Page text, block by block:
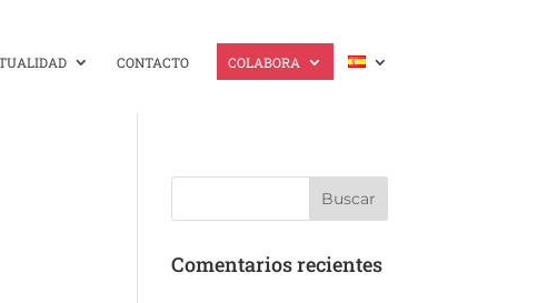
CONTACTO COLABORA
Comentarios recientes